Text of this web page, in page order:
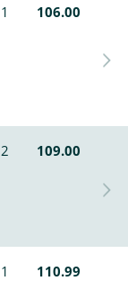
1 106.00
2 109.00
1 110.99